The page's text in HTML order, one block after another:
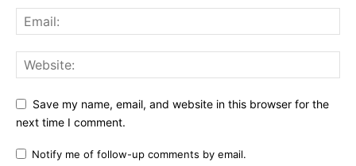
Save my name, email, and website in this browser for the
next time I comment.
Notify me of follow-up comments by email.